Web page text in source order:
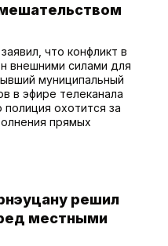
что конфликт в
внешними силами для
муниципальный
в эфире телеканала
охотится за
прямых
решил
местными